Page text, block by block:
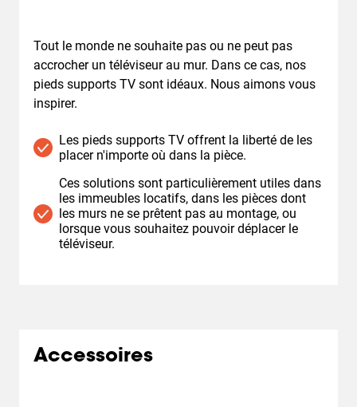
Tout le monde ne souhaite pas ou ne peut pas
accrocher un téléviseur au mur. Dans ce cas, nos
pieds supports TV sont idéaux. Nous aimons vous
inspirer.
Les pieds supports TV offrent la liberté de les
placer n'importe où dans la pièce.
Ces solutions sont particulièrement utiles dans
les immeubles locatifs, dans les pièces dont
les murs ne se prêtent pas au montage, ou
lorsque vous souhaitez pouvoir déplacer le
téléviseur.
Accessoires